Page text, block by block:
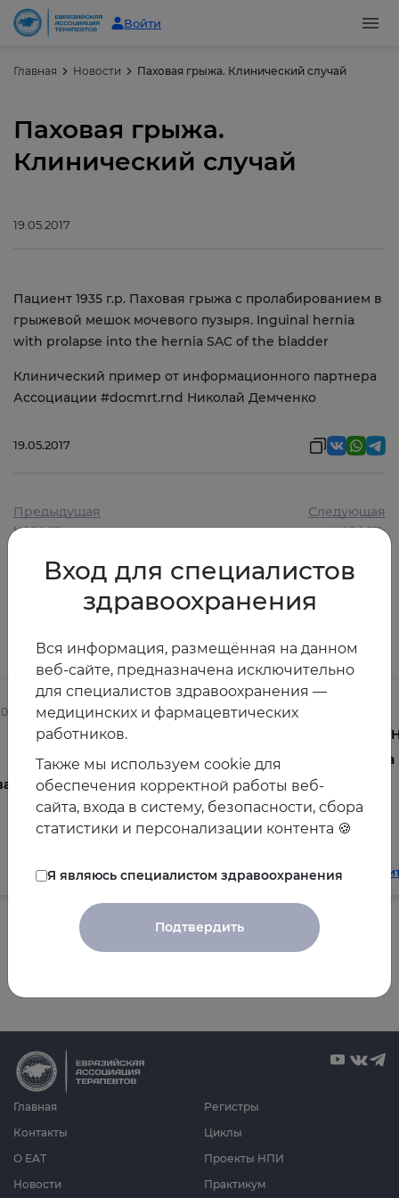
Войти
Главная Новости Паховая грыжа. Клинический случай
Паховая грыжа.
Клинический случай
19.05.2017
Пациент 1935 г.р. Паховая грыжа с пролабированием в
грыжевой мешок мочевого пузыря. Inguinal hernia
with prolapse into the hernia SAC of the bladder
Клинический пример от информационного партнера
Ассоциации #docmrt.rnd Николай Демченко
19.05.2017
Предыдущая
новость
Следующая
новость
03.08.2026
Осведомленность врачей о
менопаузе и менопаузальной
гормональной терапии в
общеклинической практике
Читать далее
V
Все новости
Главная
О ЕАТ
Новости
Циклы
Проекты НПИ
Практикум
Регистры
Контакты
Вход для специалистов
здравоохранения
Вся информация, размещённая на данном
веб-сайте, предназначена исключительно
для специалистов здравоохранения —
медицинских и фармацевтических
работников.
Также мы используем cookie для
обеспечения корректной работы веб-
сайта, входа в систему, безопасности, сбора
статистики и персонализации контента 🍪
Я являюсь специалистом здравоохранения
Подтвердить